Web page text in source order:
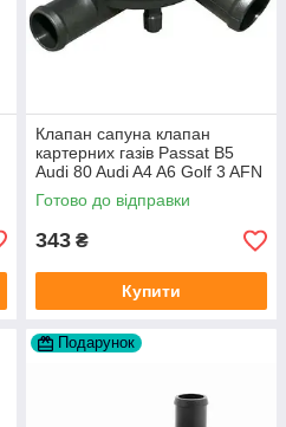
Клапан сапуна клапан
картерних газів Passat B5
Audi 80 Audi A4 A6 Golf 3 AFN
1Y AAZ 1Z AFF AEY AAZ AHB
AHU
Готово до відправки
343 ₴
Купити
Подарунок